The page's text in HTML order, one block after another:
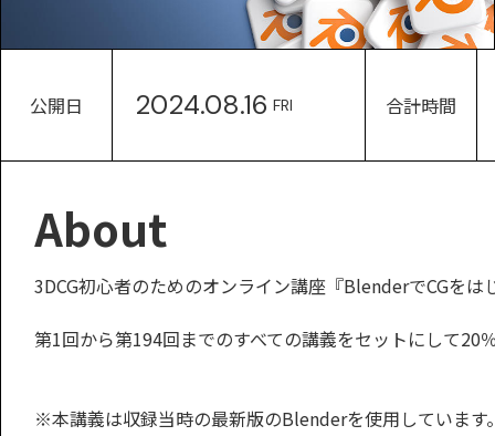
公開日 2024.08.16 FRI 合計時間
About
3DCG初心者のためのオンライン講座『BlenderでCGを
第1回から第194回までのすべての講義をセットにして20
※本講義は収録当時の最新版のBlenderを使用していま